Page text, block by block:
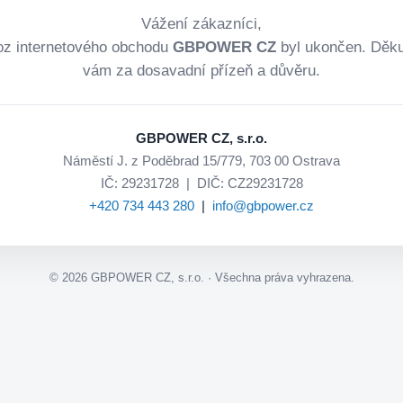
Vážení zákazníci,
internetového obchodu GBPOWER CZbyl ukončen.
vám za dosavadní přízeň a důvěru.
GBPOWER CZ, s.r.o.
Náměstí J. z Poděbrad 15/779, 703 00 Ostrava
IČ: 29231728 | DIČ: CZ29231728
+420 734 443 280 | info@gbpower.cz
© 2026GBPOWER CZ, s.r.o. · Všechna práva vyhrazena.